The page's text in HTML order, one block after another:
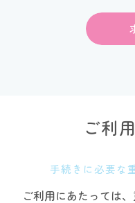
ご利
手続きに必要な
ご利用にあたっては